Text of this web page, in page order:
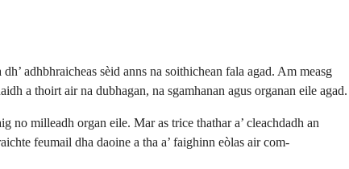
adhbhraicheas sèid anns na soithichean fala agad. Am measg
a thoirt air na dubhagan, na sgamhanan agus organan eile agad.
no milleadh organ eile. Mar as trice thathar a’ cleachdadh an
feumail dha daoine a tha a’ faighinn eòlas air com-